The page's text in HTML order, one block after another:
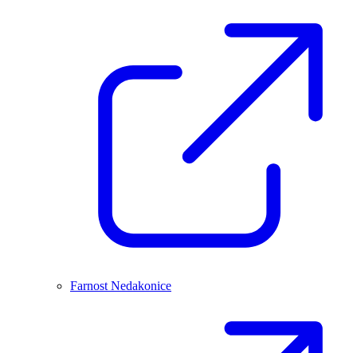
Farnost Nedakonice